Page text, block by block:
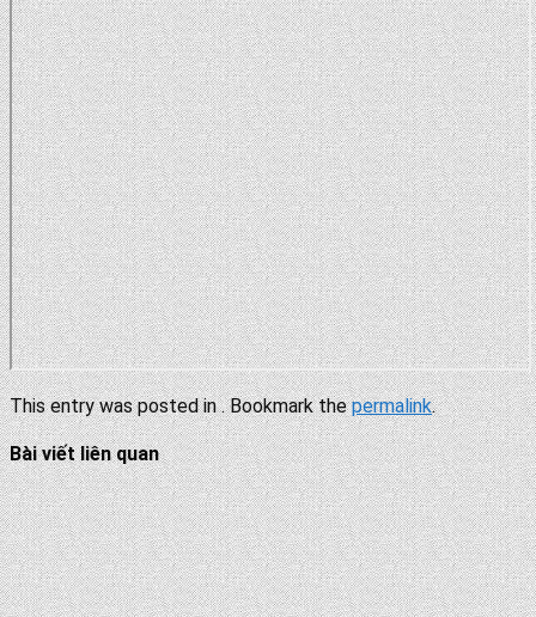
This entry was posted in . Bookmark thepermalink.
Bài viết liên quan